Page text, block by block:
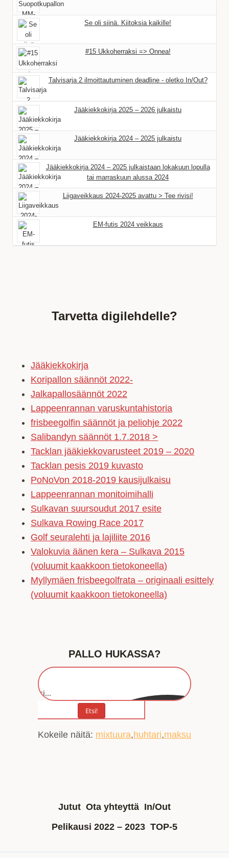
Se oli siinä. Kiitoksia kaikille!
#15 Ukkoherraksi => Onnea!
Talvisarja 2 ilmoittautuminen deadline - oletko In/Out?
Jääkiekkokirja 2025 – 2026 julkaistu
Jääkiekkokirja 2024 – 2025 julkaistu
Jääkiekkokirja 2024 – 2025 julkaistaan lokakuun lopulla
tai marraskuun alussa 2024
Liigaveikkaus 2024-2025 avattu > Tee rivisi!
EM-futis 2024 veikkaus
Tarvetta digilehdelle?
Jääkiekkokirja
Koripallon säännöt 2022-
Jalkapallosäännöt 2022
Lappeenrannan varuskuntahistoria
frisbeegolfin säännöt ja peliohje 2022
Salibandyn säännöt 1.7.2018 >
Tacklan jääkiekkovarusteet 2019 – 2020
Tacklan pesis 2019 kuvasto
PoNoVon 2018-2019 kausijulkaisu
Lappeenrannan monitoimihalli
Sulkavan suursoudut 2017 esite
Sulkava Rowing Race 2017
Golf seuralehti ja lajiliite 2016
Valokuvia äänen kera – Sulkava 2015
(voluumit kaakkoon tietokoneella)
Myllymäen frisbeegolfrata – originaali esittely
(voluumit kaakkoon tietokoneella)
PALLO HUKASSA?
Etsi...
Etsi!
Kokeile näitä: mixtuura huhtari maksu
Jutut Ota yhteyttä In/Out
Pelikausi 2022 – 2023 TOP-5